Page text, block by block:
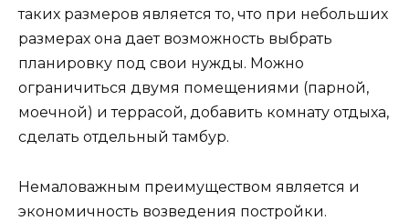
таких размеров является то, что при небольших
размерах она дает возможность выбрать
планировку под свои нужды. Можно
ограничиться двумя помещениями (парной,
моечной) и террасой, добавить комнату отдыха,
сделать отдельный тамбур.
Немаловажным преимуществом является и
экономичность возведения постройки.